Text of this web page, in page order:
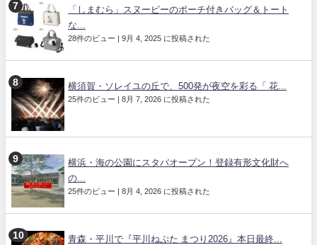
「しまむら」スヌーピーのポーチ付きバッグ＆トート
な...
28件のビュー | 9月 4, 2025 に投稿された
横須賀・ソレイユの丘で、500発が夜空を彩る「 花...
25件のビュー | 8月 7, 2026 に投稿された
横浜・海の公園にスタバオープン！登録有形文化財へ
の...
25件のビュー | 8月 4, 2026 に投稿された
青森・平川で『平川ねぷた まつり2026』本日最終...